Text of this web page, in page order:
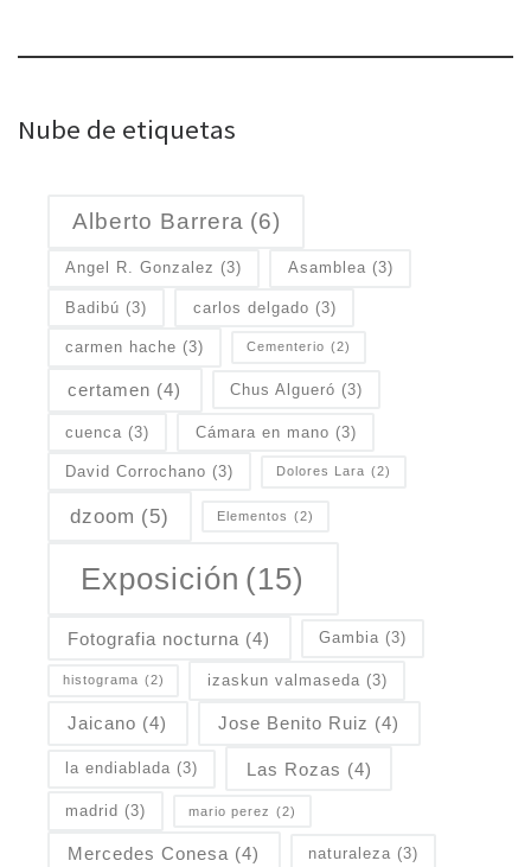
Nube de etiquetas
Alberto Barrera (6)
Angel R. Gonzalez (3) Asamblea (3)
Badibú (3) carlos delgado (3)
carmen hache (3) Cementerio (2)
certamen (4) Chus Algueró (3)
cuenca (3) Cámara en mano (3)
David Corrochano (3) Dolores Lara (2)
dzoom (5) Elementos (2)
Exposición (15)
Fotografia nocturna (4) Gambia (3)
histograma (2) izaskun valmaseda (3)
Jaicano (4) Jose Benito Ruiz (4)
la endiablada (3) Las Rozas (4)
madrid (3) mario perez (2)
Mercedes Conesa (4) naturaleza (3)